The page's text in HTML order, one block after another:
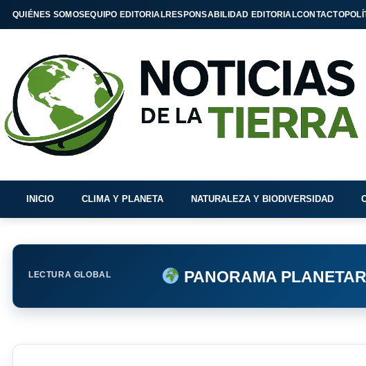
QUIÉNES SOMOSEQUIPO EDITORIALRESPONSABILIDAD EDITORIALCONTACTO
INICIO CLIMA Y PLANETA NATURALEZA Y BIODIVERSIDAD
LECTURA GLOBAL PANORAMA